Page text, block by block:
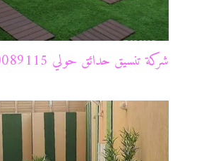
شركة تنسيق حدائق حولي 60089115